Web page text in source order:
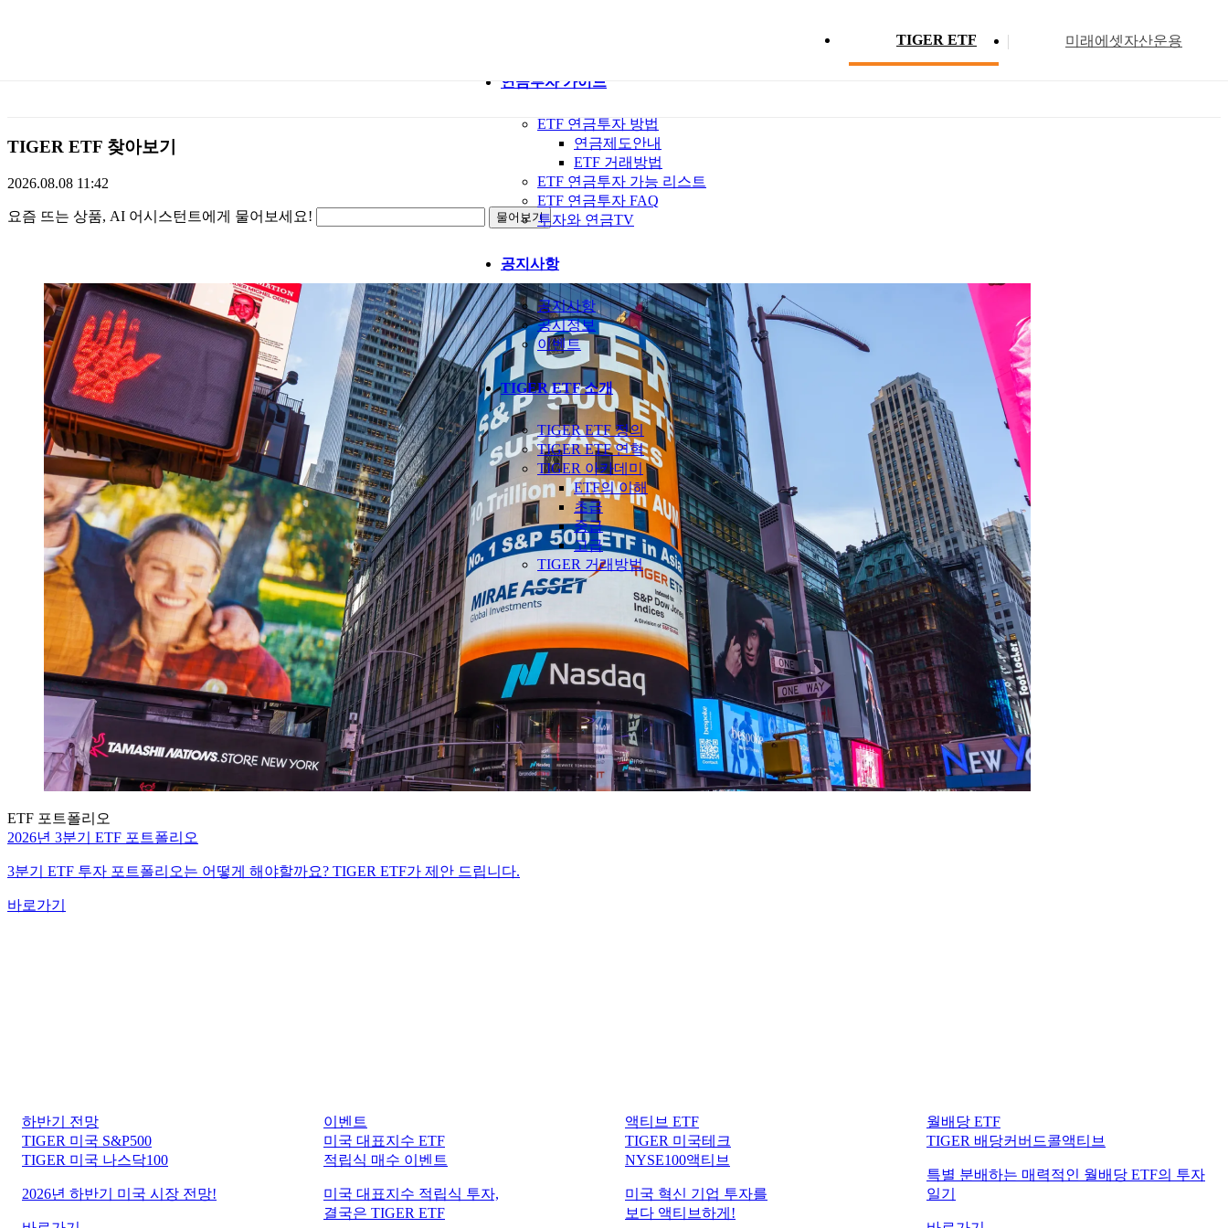
TIGER ETF 미래에셋자산운용
에
셋
TIGERETF
연금투자 가이드
ETF 연금투자 방법
연금제도안내
ETF 거래방법
ETF 연금투자 가능 리스트
ETF 연금투자 FAQ
투자와 연금TV
공지사항
공지사항
공시정보
이벤트
TIGER ETF 소개
TIGER ETF 정의
TIGER ETF 연혁
TIGER 아카데미
ETF의 이해
초급
중급
고급
TIGER 거래방법
ETF 분배금 현황
TIGER ETF 찾아보기
2026.08.08 11:42
요 물어보기
ETF 포트폴리오
2026년 3분기 ETF 포트폴리오
3분기 ETF 투자 포트폴리오는 어떻게 해야할까요? TIGER ETF가 제안 드립니다.
바로가기
하반기 전망
TIGER 미국 S&P500
TIGER 미국 나스닥100
2026년 하반기 미국 시장 전망!
이벤트
미국 대표지수 ETF
적립식 매수 이벤트
미국 대표지수 적립식 투자,
결국은 TIGER ETF
액티브 ETF
TIGER 미국테크
NYSE100액티브
미국 혁신 기업 투자를
보다 액티브하게!
월배당 ETF
TIGER 배당커버드콜액티브
특별 분배하는 매력적인 월배당 ETF의 투자
일기